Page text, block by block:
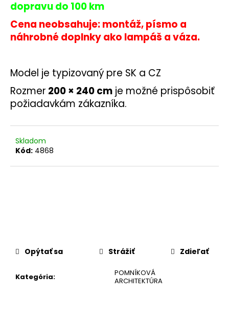
dopravu do 100 km
Cena neobsahuje: montáž, písmo a
náhrobné doplnky ako lampáš a váza.
Model je typizovaný pre SK a CZ
Rozmer 200 × 240 cm je možné prispôsobiť
požiadavkám zákazníka.
Skladom
Kód: 4868
Kategória:
POMNÍKOVÁ
ARCHITEKTÚRA
Opýtať sa Strážiť Zdieľať
O
d
p
ú
č
a
m